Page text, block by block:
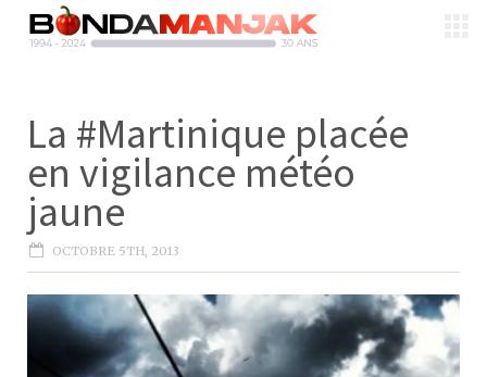
La #Martinique placée
en vigilance météo
jaune
OCTOBRE 5TH, 2013